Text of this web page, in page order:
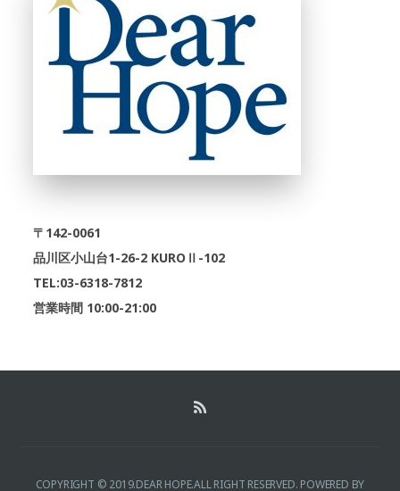
〒142-0061
品川区小山台1-26-2 KUROⅡ-102
TEL:03-6318-7812
営業時間 10:00-21:00
COPYRIGHT © 2019.DEAR HOPE.ALL RIGHT RESERVED. POWERED BY